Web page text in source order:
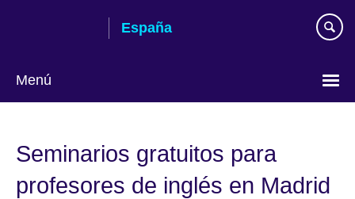
España
Menú
Seminarios gratuitos para
profesores de inglés en Madrid